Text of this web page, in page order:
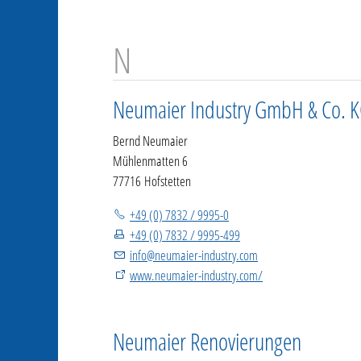
Neumaier Industry GmbH & Co.
Bernd Neumaier
Mühlenmatten 6
77716 Hofstetten
+49 (0) 7832 / 9995-0
+49 (0) 7832 / 9995-499
info@neumaier-industry.com
www.neumaier-industry.com/
Neumaier Renovierungen